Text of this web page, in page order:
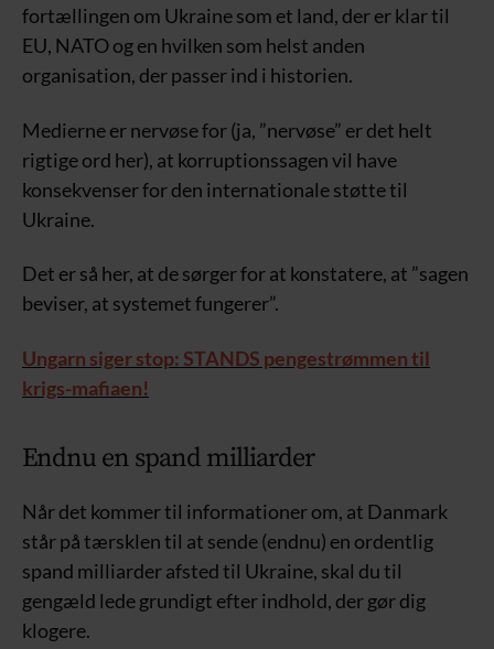
fortællingen om Ukraine som et land, der er klar til
EU, NATO og en hvilken som helst anden
organisation, der passer ind i historien.
Medierne er nervøse for (ja, ”nervøse” er det helt
rigtige ord her), at korruptionssagen vil have
konsekvenser for den internationale støtte til
Ukraine.
Det er så her, at de sørger for at konstatere, at ”sagen
beviser, at systemet fungerer”.
Ungarn siger stop: STANDS pengestrømmen til
krigs-mafiaen!
Endnu en spand milliarder
Når det kommer til informationer om, at Danmark
står på tærsklen til at sende (endnu) en ordentlig
spand milliarder afsted til Ukraine, skal du til
gengæld lede grundigt efter indhold, der gør dig
klogere.